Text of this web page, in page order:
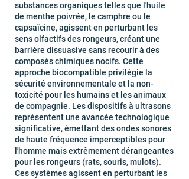
substances organiques telles que l'huile
de menthe poivrée, le camphre ou le
capsaïcine, agissent en perturbant les
sens olfactifs des rongeurs, créant une
barrière dissuasive sans recourir à des
composés chimiques nocifs. Cette
approche biocompatible privilégie la
sécurité environnementale et la non-
toxicité pour les humains et les animaux
de compagnie. Les dispositifs à ultrasons
représentent une avancée technologique
significative, émettant des ondes sonores
de haute fréquence imperceptibles pour
l'homme mais extrêmement dérangeantes
pour les rongeurs (rats, souris, mulots).
Ces systèmes agissent en perturbant les